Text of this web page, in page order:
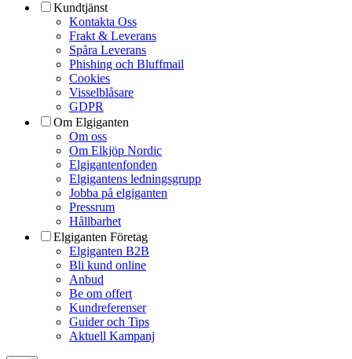
Kundtjänst
Kontakta Oss
Frakt & Leverans
Spåra Leverans
Phishing och Bluffmail
Cookies
Visselblåsare
GDPR
Om Elgiganten
Om oss
Om Elkjöp Nordic
Elgigantenfonden
Elgigantens ledningsgrupp
Jobba på elgiganten
Pressrum
Hållbarhet
Elgiganten Företag
Elgiganten B2B
Bli kund online
Anbud
Be om offert
Kundreferenser
Guider och Tips
Aktuell Kampanj